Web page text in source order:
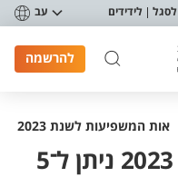
לסגל לידידים עב
להרשמה
אות המשפיעות לשנת 2023 ניתן ל־5 נשים בן-גוריוניות מעוררות השראה
אות המשפיעות לשנת 2023 ניתן ל־5